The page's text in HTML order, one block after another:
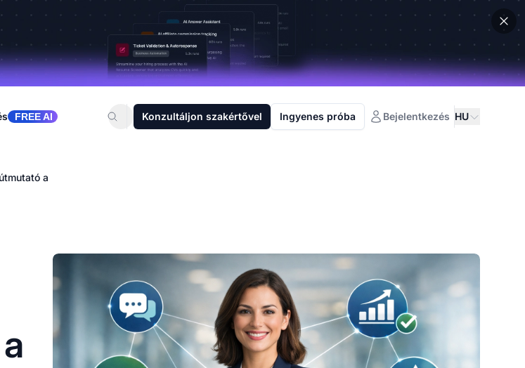
FREE AI Konzultáljon szakértővel Ingyenes próba Bejelentkezés HU
a